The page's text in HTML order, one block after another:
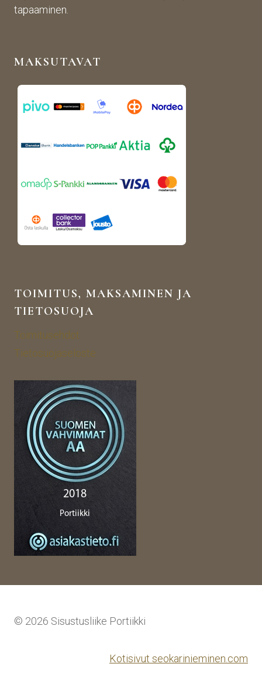
tapaaminen.
MAKSUTAVAT
TOIMITUS, MAKSAMINEN JA
TIETOSUOJA
Toimitusehdot
Tietosuojaseloste
© 2026 Sisustusliike Portiikki
Kotisivut seokarinieminen.com